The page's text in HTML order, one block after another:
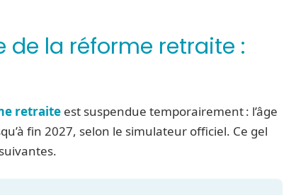
la réforme retraite :
retraite est suspendue temporairement : l’âge
fin 2027, selon le simulateur officiel. Ce gel